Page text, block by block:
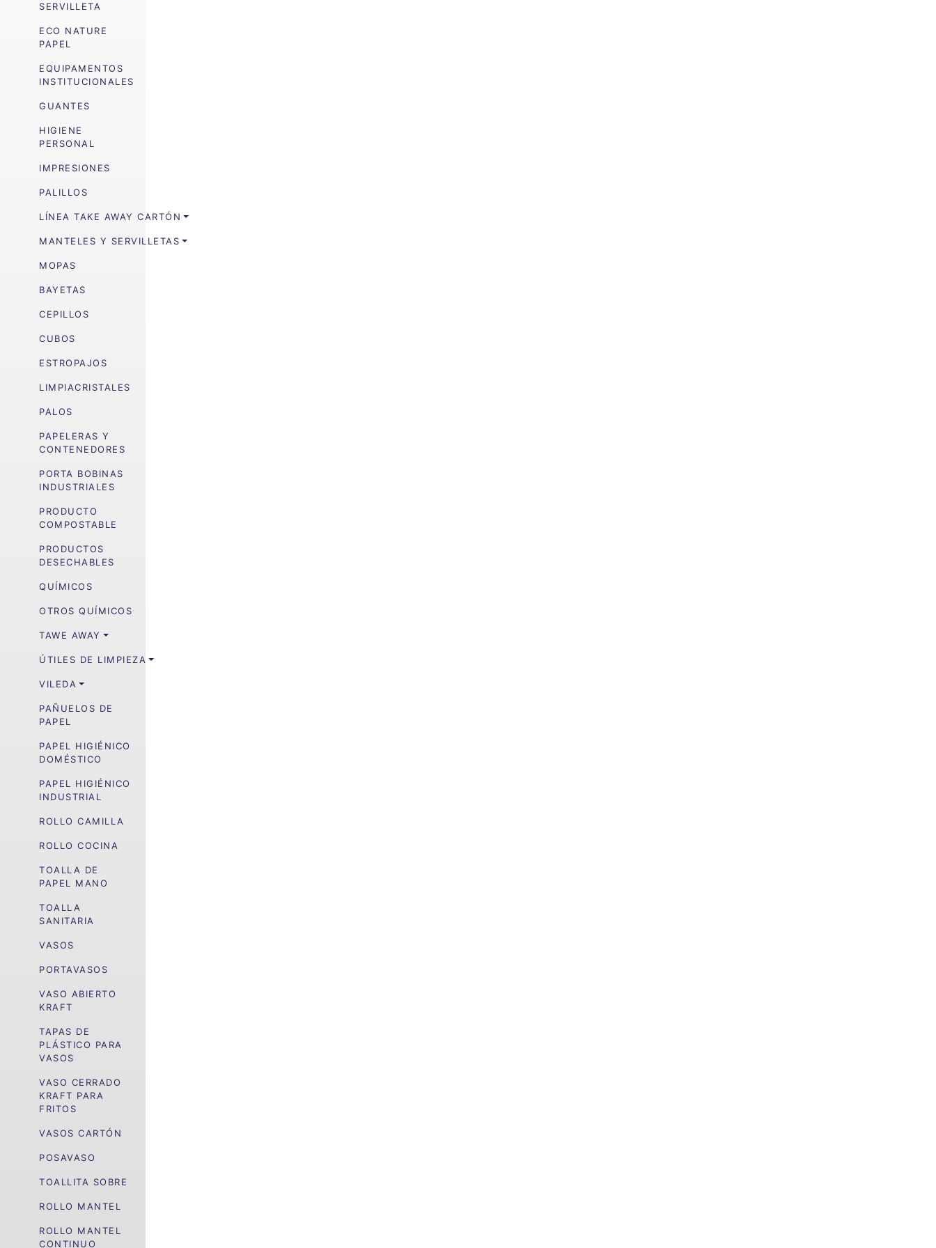
SERVILLETA
ECO NATURE
PAPEL
EQUIPAMENTOS
INSTITUCIONALES
GUANTES
HIGIENE
PERSONAL
IMPRESIONES
PALILLOS
LÍNEA TAKE AWAY CARTÓN
MANTELES Y SERVILLETAS
MOPAS
BAYETAS
CEPILLOS
CUBOS
ESTROPAJOS
LIMPIACRISTALES
PALOS
PAPELERAS Y
CONTENEDORES
PORTA BOBINAS
INDUSTRIALES
PRODUCTO
COMPOSTABLE
PRODUCTOS
DESECHABLES
QUÍMICOS
OTROS QUÍMICOS
TAWE AWAY
ÚTILES DE LIMPIEZA
VILEDA
PAÑUELOS DE
PAPEL
PAPEL HIGIÉNICO
DOMÉSTICO
PAPEL HIGIÉNICO
INDUSTRIAL
ROLLO CAMILLA
ROLLO COCINA
TOALLA DE
PAPEL MANO
TOALLA
SANITARIA
VASOS
PORTAVASOS
VASO ABIERTO
KRAFT
TAPAS DE
PLÁSTICO PARA
VASOS
VASO CERRADO
KRAFT PARA
FRITOS
VASOS CARTÓN
POSAVASO
TOALLITA SOBRE
ROLLO MANTEL
ROLLO MANTEL
CONTINUO